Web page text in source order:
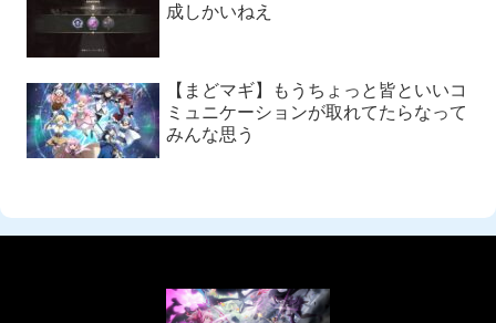
成しかいねえ
【まどマギ】もうちょっと皆といいコ
ミュニケーションが取れてたらなって
みんな思う